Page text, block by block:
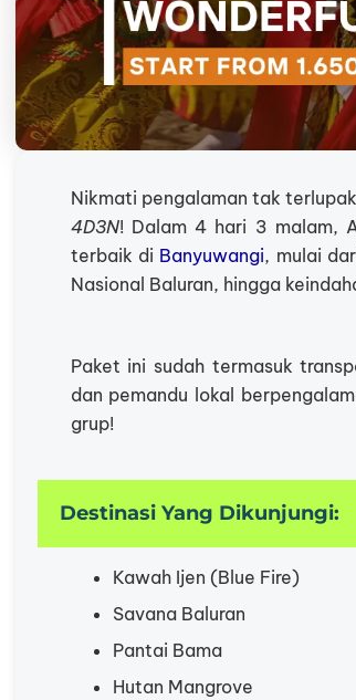
Nikmati pengalaman tak
4D3N! Dalam 4 hari 3 malam,
terbaik di Banyuwangi, mulai
Nasional Baluran, hingga
Paket ini sudah termasuk
dan pemandu lokal
grup!
Destinasi Yang Dikunjungi:
Kawah Ijen (Blue Fire)
Savana Baluran
Pantai Bama
Hutan Mangrove